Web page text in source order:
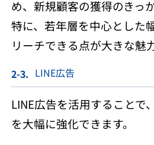
め、新規顧客の獲得のきっ
特に、若年層を中心とした
リーチできる点が大きな魅
LINE広告
LINE広告を活用することで
を大幅に強化できます。